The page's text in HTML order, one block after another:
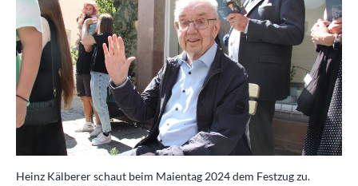
Heinz Kälberer schaut beim Maientag 2024 dem Festzug zu.